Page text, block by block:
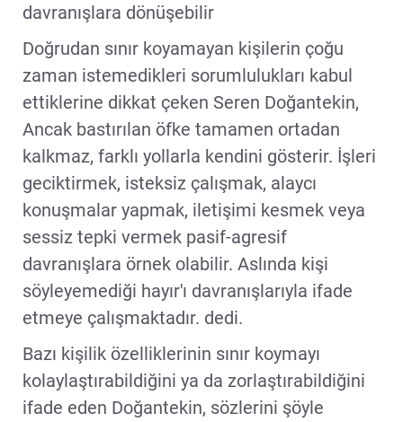
davranışlara dönüşebilir
Doğrudan sınır koyamayan kişilerin çoğu
zaman istemedikleri sorumlulukları kabul
ettiklerine dikkat çeken Seren Doğantekin,
Ancak bastırılan öfke tamamen ortadan
kalkmaz, farklı yollarla kendini gösterir. İşleri
geciktirmek, isteksiz çalışmak, alaycı
konuşmalar yapmak, iletişimi kesmek veya
sessiz tepki vermek pasif-agresif
davranışlara örnek olabilir. Aslında kişi
söyleyemediği hayır'ı davranışlarıyla ifade
etmeye çalışmaktadır. dedi.
Bazı kişilik özelliklerinin sınır koymayı
kolaylaştırabildiğini ya da zorlaştırabildiğini
ifade eden Doğantekin, sözlerini şöyle